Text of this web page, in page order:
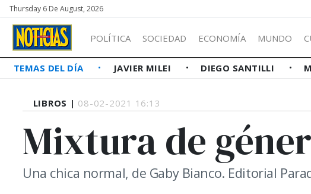
Thursday 6 De August, 2026
POLÍTICA SOCIEDAD ECONOMÍA MUNDO
TEMAS DEL DÍA JAVIER MILEI DIEGO SANTILLI
LIBROS | 08-02-2021 16:13
Mixtura de
Una chica normal, de Gaby Bianco. Editorial